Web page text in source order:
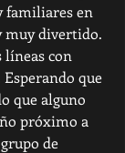
familiares en
muy divertido.
líneas con
que
que alguno
próximo a
de